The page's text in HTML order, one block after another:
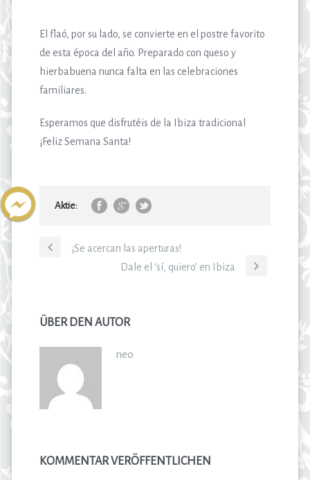
El flaó, por su lado, se convierte en el postre favorito
de esta época del año. Preparado con queso y
hierbabuena nunca falta en las celebraciones
familiares.
Esperamos que disfrutéis de la Ibiza tradicional
¡Feliz Semana Santa!
Aktie:
¡Se acercan las aperturas!
Dale el ‘sí, quiero’ en Ibiza
ÜBER DEN AUTOR
neo
KOMMENTAR VERÖFFENTLICHEN